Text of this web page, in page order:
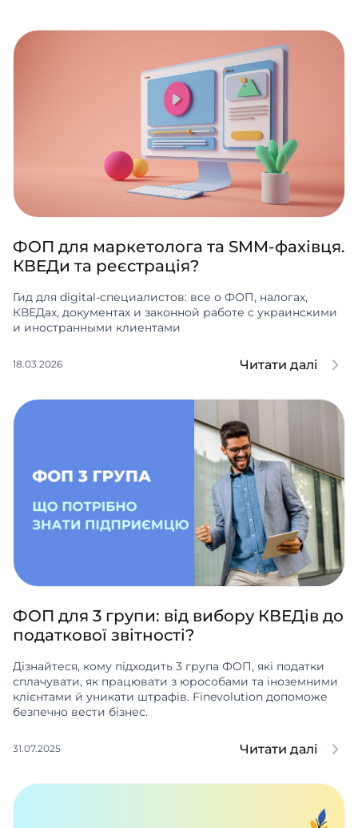
ФОП для маркетолога та SMM-фахівця.
КВЕДи та реєстрація?
Гид для digital-специалистов: все о ФОП, налогах,
КВЕДах, документах и законной работе с украинскими
и иностранными клиентами
18.03.2026 Читати далі
ФОП для 3 групи: від вибору КВЕДів до
податкової звітності?
Дізнайтеся, кому підходить 3 група ФОП, які податки
сплачувати, як працювати з юрособами та іноземними
клієнтами й уникати штрафів. Finevolution допоможе
безпечно вести бізнес.
31.07.2025 Читати далі